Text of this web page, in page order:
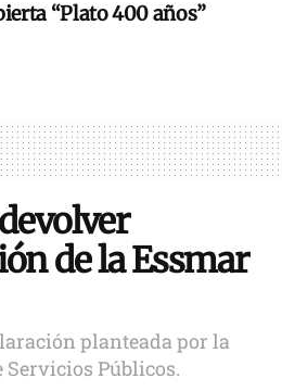
“Plato 400 años”
de la Essmar
planteada por la
Públicos.